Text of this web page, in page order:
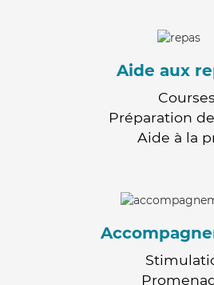
Aide aux
Courses
Préparation
Aide à la